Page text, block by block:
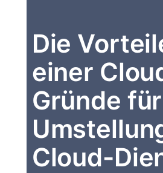
Die
einer
Gründe
Cloud-